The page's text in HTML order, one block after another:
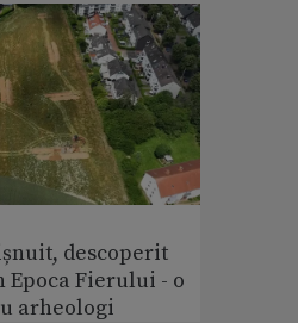
descoperit
Epoca Fierului - o
arheologi